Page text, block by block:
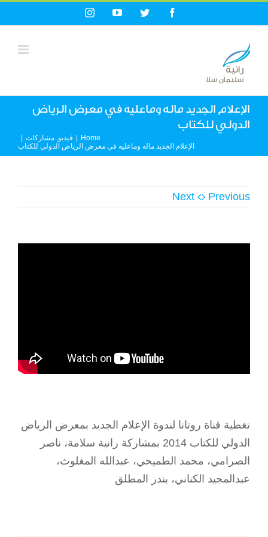
to
content
Facebook
Twitter
YouTube
Instagram
الإعلام الجديد ماله وماعليه في معرض الرياض
الدولي للكتاب
Home فيديو, مشاركات
الإعلام الجديد ماله وماعليه في معرض الرياض الدولي للكتاب
Previous
Next
تغطية قناة روتانا لندوة الإعلام الجديد بمعرض الرياض
الدولي للكتاب 2014 بمشاركة رانية سلامة، ناصر
الصرامي، محمد الطميحي، عبدالله المغلوث،
عبدالمجيد الكناني، بندر المطلق